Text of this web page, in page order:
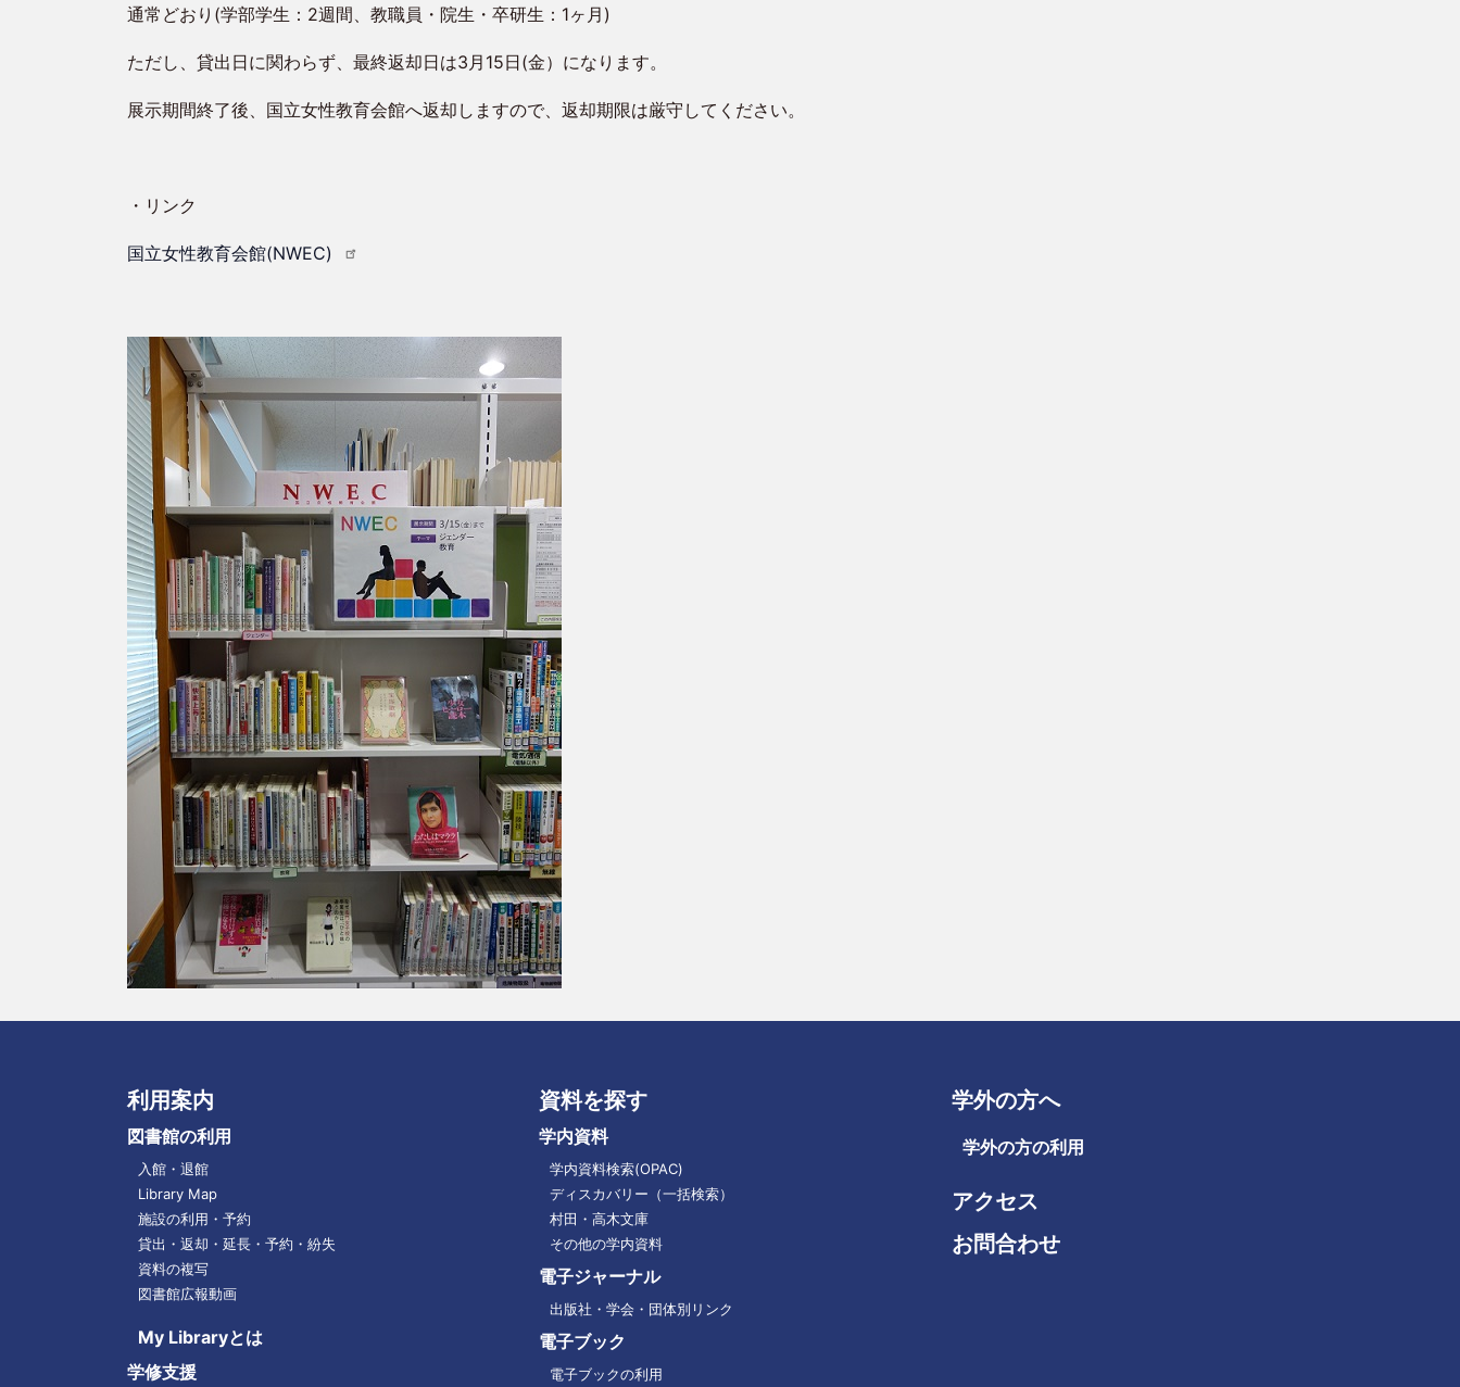
通常どおり(学部学生：2週間、教職員・院生・卒研生：1ヶ月)
ただし、貸出日に関わらず、最終返却日は3月15日(金）になります。
展示期間終了後、国立女性教育会館へ返却しますので、返却期限は厳守してください。
・リンク
国立女性教育会館(NWEC)
利用案内
図書館の利用
入館・退館
Library Map
施設の利用・予約
貸出・返却・延長・予約・紛失
資料の複写
図書館広報動画
My Libraryとは
学修支援
資料を探す
学内資料
学内資料検索(OPAC)
ディスカバリー（一括検索）
村田・高木文庫
その他の学内資料
電子ジャーナル
出版社・学会・団体別リンク
電子ブック
電子ブックの利用
学外の方へ
学外の方の利用
ッ
アクセス
お問合わせ